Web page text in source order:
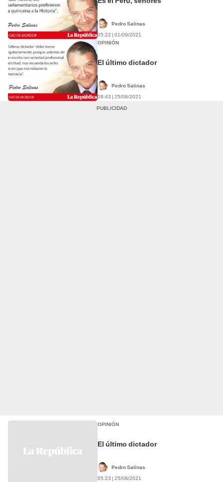
Pedro Salinas
05:22 | 01/09/2021
OPINIÓN
El último dictador
Pedro Salinas
08:43 | 25/08/2021
OPINIÓN
El último dictador
Pedro Salinas
05:23 | 25/08/2021